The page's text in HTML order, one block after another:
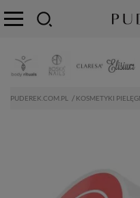
PUDEREK.COM.PL KOSMETYKI